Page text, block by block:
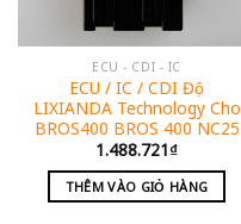
ECU - CDI - IC
ECU / IC / CDI Độ
LIXIANDA Technology Cho
BROS400 BROS 400 NC25
1.488.721₫
THÊM VÀO GIỎ HÀNG